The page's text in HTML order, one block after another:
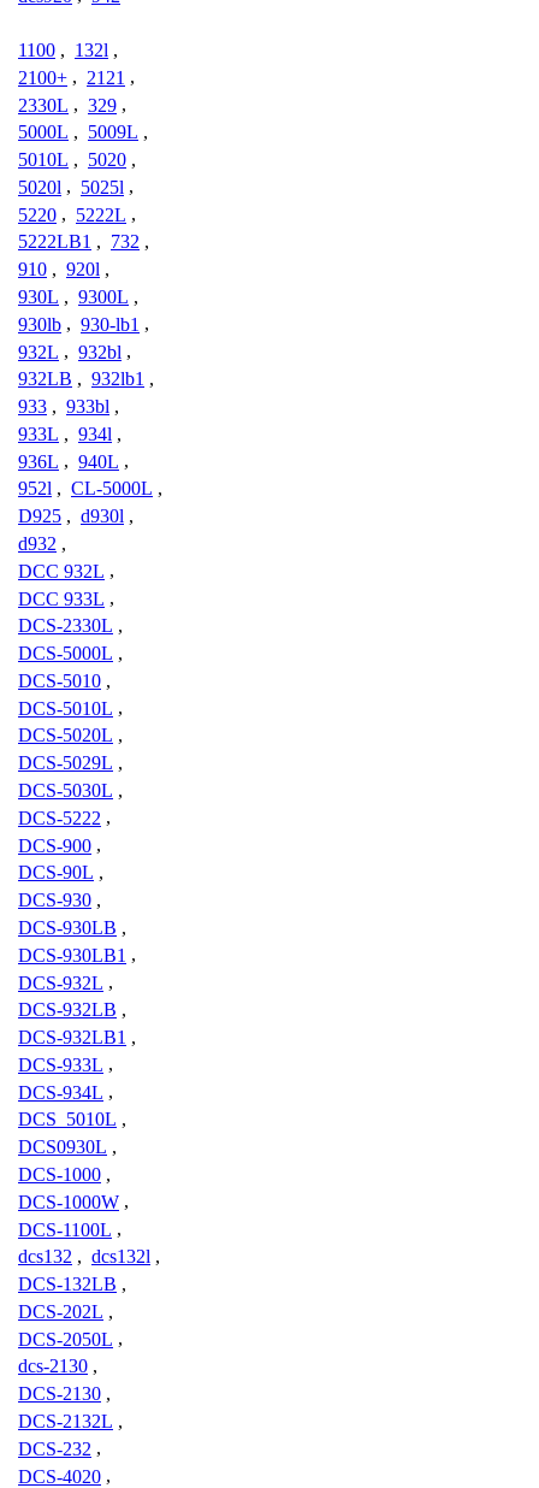
1100 , 132l ,
2100+ , 2121 ,
2330L , 329 ,
5000L , 5009L ,
5010L , 5020 ,
5020l , 5025l ,
5220 , 5222L ,
5222LB1 , 732 ,
910 , 920l ,
930L , 9300L ,
930lb , 930-lb1 ,
932L , 932bl ,
932LB , 932lb1 ,
933 , 933bl ,
933L , 934l ,
936L , 940L ,
952l , CL-5000L ,
D925 , d930l ,
d932 ,
DCC 932L ,
DCC 933L ,
DCS-2330L ,
DCS-5000L ,
DCS-5010 ,
DCS-5010L ,
DCS-5020L ,
DCS-5029L ,
DCS-5030L ,
DCS-5222 ,
DCS-900 ,
DCS-90L ,
DCS-930 ,
DCS-930LB ,
DCS-930LB1 ,
DCS-932L ,
DCS-932LB ,
DCS-932LB1 ,
DCS-933L ,
DCS-934L ,
DCS_5010L ,
DCS0930L ,
DCS-1000 ,
DCS-1000W ,
DCS-1100L ,
dcs132 , dcs132l ,
DCS-132LB ,
DCS-202L ,
DCS-2050L ,
dcs-2130 ,
DCS-2130 ,
DCS-2132L ,
DCS-232 ,
DCS-4020 ,